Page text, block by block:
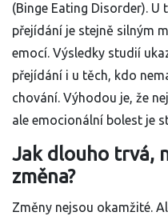
(Binge Eating Disorder).
přejídání je stejně silným
emocí. Výsledky studií
přejídání i u těch, kdo
chování. Výhodou je, že
ale emocionální bolest je
Jak dlouho trvá,
změna?
Změny nejsou okamžité.